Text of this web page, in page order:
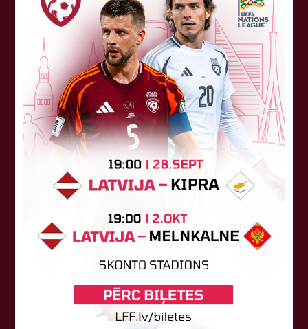
Tehniskais sponsors
Sponsori